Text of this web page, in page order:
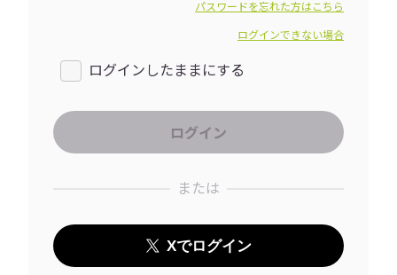
パスワードを忘れた方はこちら
ログインできない場合
ログインしたままにする
または
Xでログイン